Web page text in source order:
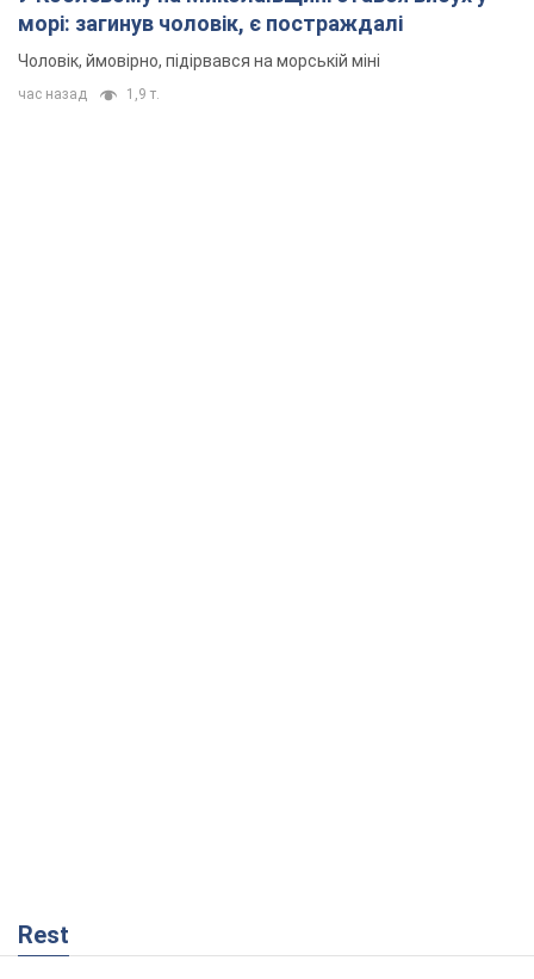
морі: загинув чоловік, є постраждалі
Чоловік, ймовірно, підірвався на морській міні
час назад 1,9 т.
Rest